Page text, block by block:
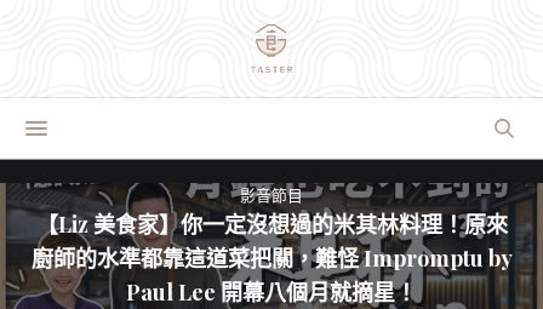
影音節目
【Liz 美食家】你一定沒想過的米其林料理！原來
廚師的水準都靠這道菜把關，難怪 Impromptu by
Paul Lee 開幕八個月就摘星！